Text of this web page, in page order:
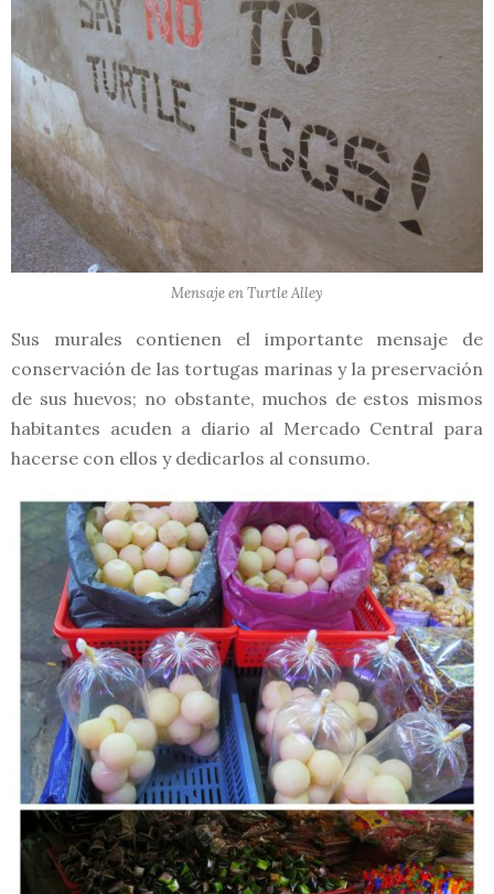
Mensaje en Turtle Alley
Sus murales contienen el importante mensaje de
conservación de las tortugas marinas y la preservación
de sus huevos; no obstante, muchos de estos mismos
habitantes acuden a diario al Mercado Central para
hacerse con ellos y dedicarlos al consumo.